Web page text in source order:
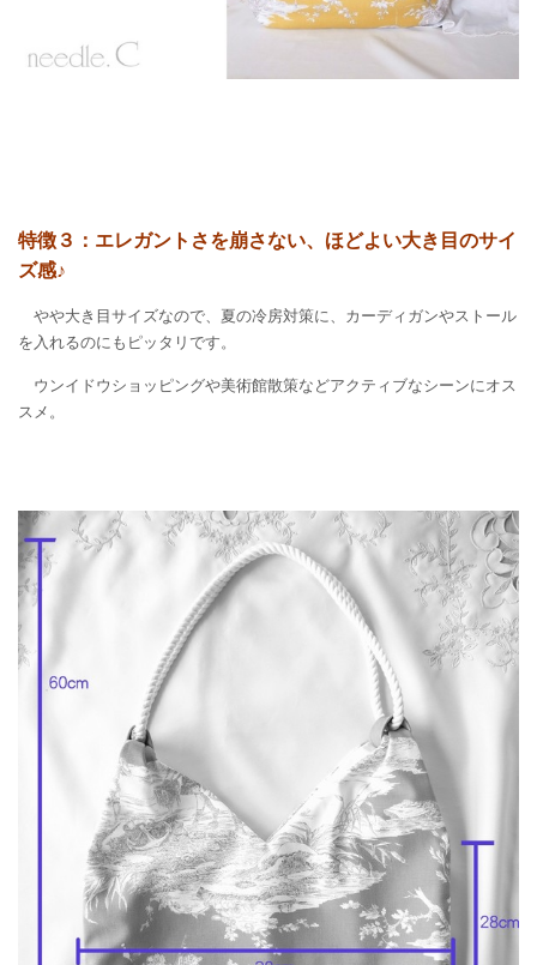
特徴３：エレガントさを崩さない、ほどよい大き目のサイ
ズ感♪
やや大き目サイズなので、夏の冷房対策に、カーディガンやストール
を入れるのにもピッタリです。
ウンイドウショッピングや美術館散策などアクティブなシーンにオス
スメ。